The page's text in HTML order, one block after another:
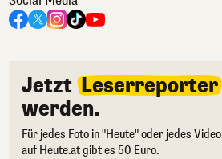
Jetzt Leserreporter
werden.
Für jedes Foto in "Heute" oder jedes Video
auf Heute.at gibt es 50 Euro.